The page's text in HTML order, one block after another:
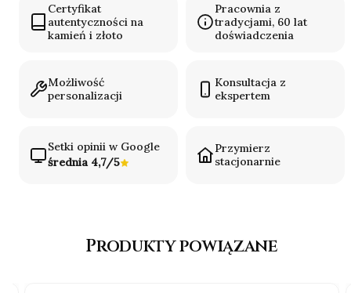
Certyfikat
autentyczności na
kamień i złoto
Pracownia z
tradycjami, 60 lat
doświadczenia
Możliwość
personalizacji
Konsultacja z
ekspertem
Setki opinii w Google
średnia 4,7/5
Przymierz
stacjonarnie
Produkty powiązane